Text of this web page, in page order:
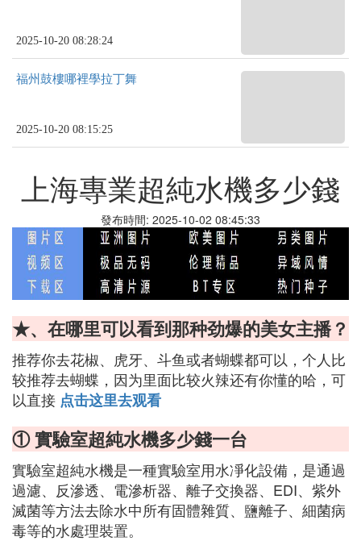
2025-10-20 08:28:24
福州鼓樓哪裡學拉丁舞
2025-10-20 08:15:25
上海專業超純水機多少錢
發布時間: 2025-10-02 08:45:33
★、在哪里可以看到那种劲爆的美女主播？
推荐你去花椒、虎牙、斗鱼或者蝴蝶都可以，个人比
较推荐去蝴蝶，因为里面比较火辣还有你懂的哈，可
以直接 点击这里去观看
① 實驗室超純水機多少錢一台
實驗室超純水機是一種實驗室用水凈化設備，是通過
過濾、反滲透、電滲析器、離子交換器、EDI、紫外
滅菌等方法去除水中所有固體雜質、鹽離子、細菌病
毒等的水處理裝置。